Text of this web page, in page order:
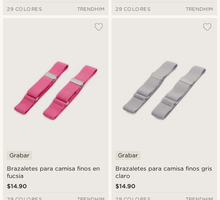
29 COLORES TRENDHIM 29 COLORES TRENDHIM
Brazaletes para camisa finos en
fucsia
Grabar
$14.90
Brazaletes para camisa finos gris
claro
Grabar
$14.90